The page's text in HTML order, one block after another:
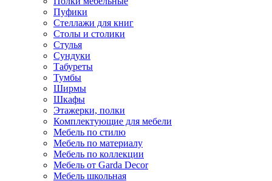
Пуфики
Стеллажи для книг
Столы и столики
Стулья
Сундуки
Табуреты
Тумбы
Ширмы
Шкафы
Этажерки, полки
Комплектующие для мебели
Мебель по стилю
Мебель по материалу
Мебель по коллекции
Мебель от Garda Decor
Мебель школьная